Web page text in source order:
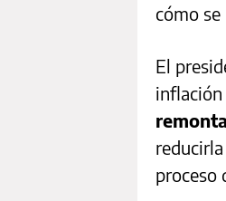
cómo
El
proceso